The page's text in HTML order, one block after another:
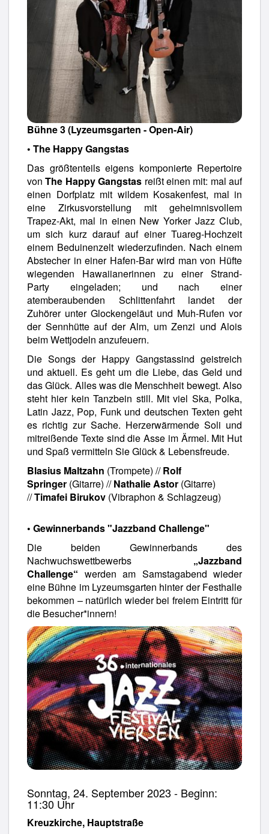
Bühne 3 (Lyzeumsgarten - Open-Air)
• The Happy Gangstas
Das größtenteils eigens komponierte Repertoire
von The Happy Gangstas reißt einen mit: mal auf
einen Dorfplatz mit wildem Kosakenfest, mal in
eine Zirkusvorstellung mit geheimnisvollem
Trapez-Akt, mal in einen New Yorker Jazz Club,
um sich kurz darauf auf einer Tuareg-Hochzeit
einem Beduinenzelt wiederzufinden. Nach einem
Abstecher in einer Hafen-Bar wird man von Hüfte
wiegenden Hawaiianerinnen zu einer Strand-
Party eingeladen; und nach einer
atemberaubenden Schlittenfahrt landet der
Zuhörer unter Glockengeläut und Muh-Rufen vor
der Sennhütte auf der Alm, um Zenzi und Alois
beim Wettjodeln anzufeuern.
Die Songs der Happy Gangstassind geistreich
und aktuell. Es geht um die Liebe, das Geld und
das Glück. Alles was die Menschheit bewegt. Also
steht hier kein Tanzbein still. Mit viel Ska, Polka,
Latin Jazz, Pop, Funk und deutschen Texten geht
es richtig zur Sache. Herzerwärmende Soli und
mitreißende Texte sind die Asse im Ärmel. Mit Hut
und Spaß vermitteln Sie Glück & Lebensfreude.
Blasius Maltzahn (Trompete) // Rolf
Springer (Gitarre) // Nathalie Astor (Gitarre)
//Timafei Birukov (Vibraphon & Schlagzeug)
• Gewinnerbands "Jazzband Challenge"
Die beiden Gewinnerbands des
Nachwuchswettbewerbs
„Jazzband
Challenge“ werden am Samstagabend wieder
eine Bühne im Lyzeumsgarten hinter der Festhalle
bekommen – natürlich wieder bei freiem Eintritt für
die Besucher*innern!
Sonntag, 24. September 2023 - Beginn:
11:30 Uhr
Kreuzkirche, Hauptstraße